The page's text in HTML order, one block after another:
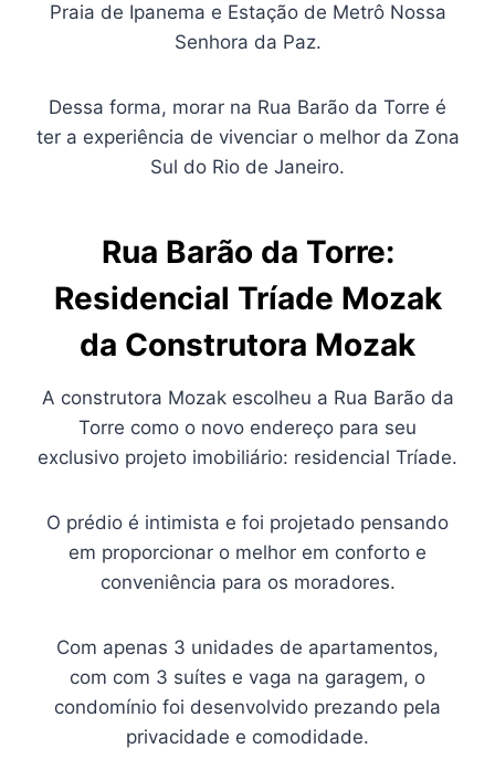
Praia de Ipanema e Estação de Metrô Nossa
Senhora da Paz.
Dessa forma, morar na Rua Barão da Torre é
ter a experiência de vivenciar o melhor da Zona
Sul do Rio de Janeiro.
Rua Barão da Torre:
Residencial Tríade Mozak
da Construtora Mozak
A construtora Mozak escolheu a Rua Barão da
Torre como o novo endereço para seu
exclusivo projeto imobiliário: residencial Tríade.
O prédio é intimista e foi projetado pensando
em proporcionar o melhor em conforto e
conveniência para os moradores.
Com apenas 3 unidades de apartamentos,
com com 3 suítes e vaga na garagem, o
condomínio foi desenvolvido prezando pela
privacidade e comodidade.